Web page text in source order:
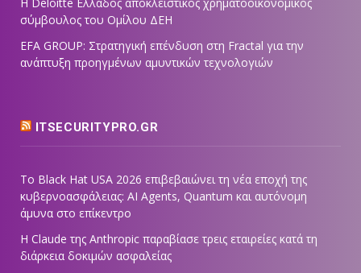
Η Deloitte Ελλάδος αποκλειστικός χρηματοοικονομικός
σύμβουλος του Ομίλου ΔΕΗ
EFA GROUP: Στρατηγική επένδυση στη Fractal για την
ανάπτυξη προηγμένων αμυντικών τεχνολογιών
ITSECURITYPRO.GR
Το Black Hat USA 2026 επιβεβαιώνει τη νέα εποχή της
κυβερνοασφάλειας: AI Agents, Quantum και αυτόνομη
άμυνα στο επίκεντρο
Η Claude της Anthropic παραβίασε τρεις εταιρείες κατά τη
διάρκεια δοκιμών ασφαλείας